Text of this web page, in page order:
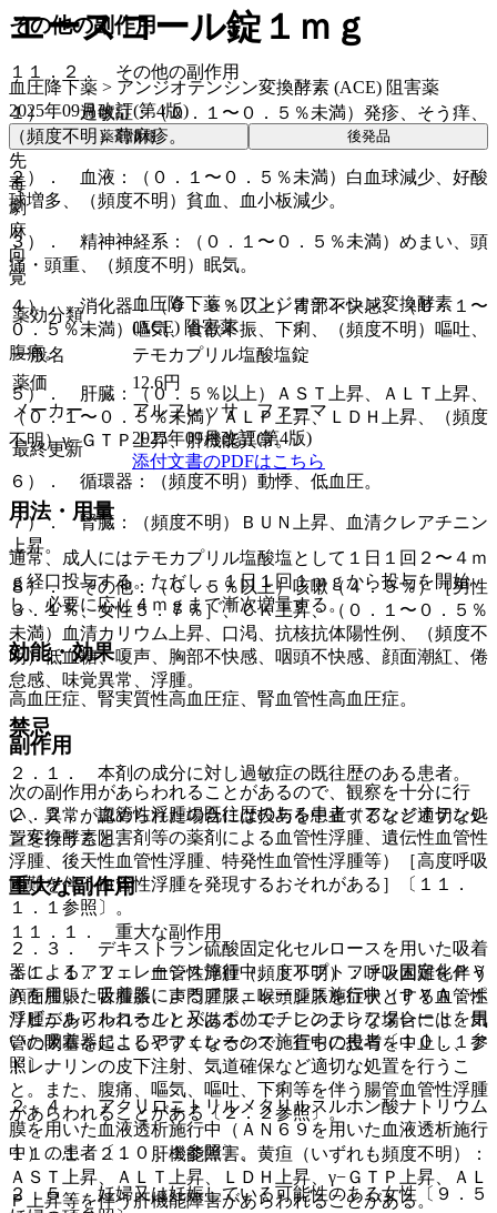
その他の副作用
１１．２． その他の副作用
１）． 過敏症：（０．１〜０．５％未満）発疹、そう痒、
（頻度不明）蕁麻疹。
２）． 血液：（０．１〜０．５％未満）白血球減少、好酸
球増多、（頻度不明）貧血、血小板減少。
３）． 精神神経系：（０．１〜０．５％未満）めまい、頭
痛・頭重、（頻度不明）眠気。
４）． 消化器：（０．５％以上）胃部不快感、（０．１〜
０．５％未満）嘔気、食欲不振、下痢、（頻度不明）嘔吐、
腹痛。
５）． 肝臓：（０．５％以上）ＡＳＴ上昇、ＡＬＴ上昇、
（０．１〜０．５％未満）ＡＬＰ上昇、ＬＤＨ上昇、（頻度
不明）γ−ＧＴＰ上昇、肝機能異常。
６）． 循環器：（頻度不明）動悸、低血圧。
７）． 腎臓：（頻度不明）ＢＵＮ上昇、血清クレアチニン
上昇。
８）． その他：（０．５％以上）咳嗽（４．５％）［男性
３．１％、女性５．７％］、ＣＫ上昇、（０．１〜０．５％
未満）血清カリウム上昇、口渇、抗核抗体陽性例、（頻度不
明）低血糖、嗄声、胸部不快感、咽頭不快感、顔面潮紅、倦
怠感、味覚異常、浮腫。
禁忌
２．１． 本剤の成分に対し過敏症の既往歴のある患者。
２．２． 血管性浮腫の既往歴のある患者（アンジオテンシ
ン変換酵素阻害剤等の薬剤による血管性浮腫、遺伝性血管性
浮腫、後天性血管性浮腫、特発性血管性浮腫等）［高度呼吸
困難を伴う血管性浮腫を発現するおそれがある］〔１１．
１．１参照〕。
２．３． デキストラン硫酸固定化セルロースを用いた吸着
器によるアフェレーシス施行中、トリプトファン固定化ＰＶ
Ａを用いた吸着器によるアフェレーシス施行中（ＰＶＡ：ポ
リビニルアルコール）又はポリエチレンテレフタレートを用
いた吸着器によるアフェレーシス施行中の患者〔１０．１参
照〕。
２．４． アクリロニトリルメタリルスルホン酸ナトリウム
膜を用いた血液透析施行中（ＡＮ６９を用いた血液透析施行
中）の患者〔１０．１参照〕。
２．５． 妊婦又は妊娠している可能性のある女性〔９．５
エースコール錠１ｍｇ
血圧降下薬 > アンジオテンシン変換酵素 (ACE) 阻害薬
2025年09月改訂(第4版)
薬剤情報 後発品
先
毒
劇
麻
向
覚
薬効分類
血圧降下薬 > アンジオテンシン変換酵素
(ACE) 阻害薬
一般名
テモカプリル塩酸塩錠
薬価
12.6円
メーカー
アルフレッサ ファーマ
最終更新
2025年09月改訂(第4版)
添付文書のPDFはこちら
用法・用量
通常、成人にはテモカプリル塩酸塩として１日１回２〜４ｍ
ｇ経口投与する。ただし、１日１回１ｍｇから投与を開始
し、必要に応じ４ｍｇまで漸次増量する。
効能・効果
高血圧症、腎実質性高血圧症、腎血管性高血圧症。
副作用
次の副作用があらわれることがあるので、観察を十分に行
い、異常が認められた場合には投与を中止するなど適切な処
置を行うこと。
重大な副作用
１１．１． 重大な副作用
１１．１．１． 血管性浮腫（頻度不明）：呼吸困難を伴う
顔面腫脹、舌腫脹、声門腫脹、喉頭腫脹を症状とする血管性
浮腫があらわれることがあるので、このような場合には、気
管の閉塞を起こしやすくなるので、直ちに投与を中止し、ア
ドレナリンの皮下注射、気道確保など適切な処置を行うこ
と。また、腹痛、嘔気、嘔吐、下痢等を伴う腸管血管性浮腫
があらわれることがある〔２．２参照〕。
１１．１．２． 肝機能障害、黄疸（いずれも頻度不明）：
ＡＳＴ上昇、ＡＬＴ上昇、ＬＤＨ上昇、γ−ＧＴＰ上昇、ＡＬ
Ｐ上昇等を伴う肝機能障害があらわれることがある。